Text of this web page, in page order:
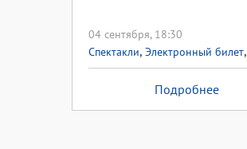
04 сентября, 18:30
Спектакли, Электронный билет,
Подробнее